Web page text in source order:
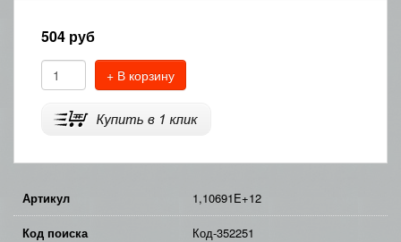
504 руб
+ В корзину
Артикул 1,10691E+12
Код поиска Код-352251